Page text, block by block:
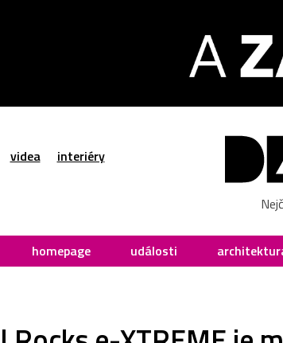
videa interiéry
homepage události